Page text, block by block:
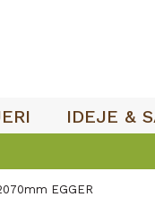
IDEJE &
EGGER